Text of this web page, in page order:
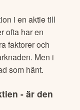
i en aktie till
ofta har en
faktorer och
Men i
som hänt.
- är den